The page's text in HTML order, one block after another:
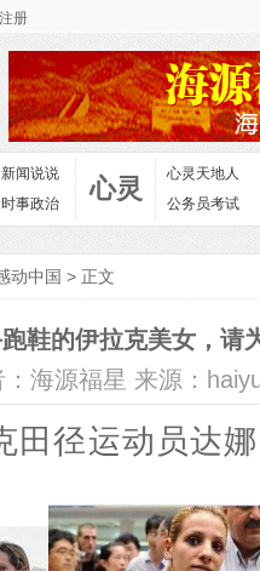
册
新闻说说
时事政治
心灵
心灵天地人
公务员考试
动中国 > 正文
鞋的伊拉克美女，请
海源福星 来源：
径运动员达